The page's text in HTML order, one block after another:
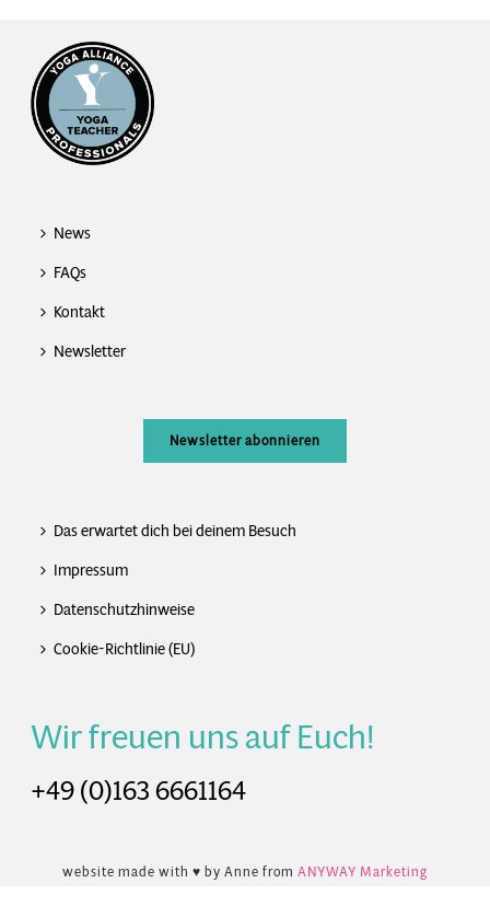
News
FAQs
Kontakt
Newsletter
Newsletter abonnieren
Das erwartet dich bei deinem Besuch
Impressum
Datenschutzhinweise
Cookie-Richtlinie (EU)
Wir freuen uns auf Euch!
+49 (0)163 6661164
website made with ♥ by Anne from ANYWAY Marketing